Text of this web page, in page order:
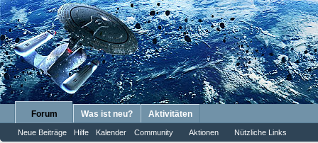
Forum
Neue Beiträge Hilfe Kalender Community Aktionen Nützliche Links
Was ist neu? Aktivitäten